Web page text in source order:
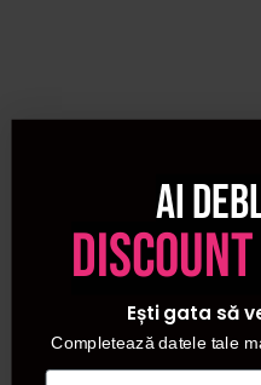
Ai
Ești gata să
Completează datele tale